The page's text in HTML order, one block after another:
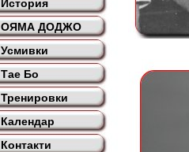
История
ОЯМА ДОДЖО
Усмивки
Тае Бо
Тренировки
Календар
Контакти